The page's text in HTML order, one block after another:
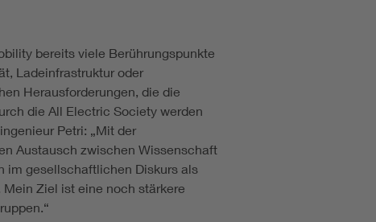
bereits viele Berührungspunkte
Ladeinfrastruktur oder
Herausforderungen, die die
die All Electric Society werden
Petri: „Mit der
Austausch zwischen Wissenschaft
im gesellschaftlichen Diskurs als
Ziel ist eine noch stärkere